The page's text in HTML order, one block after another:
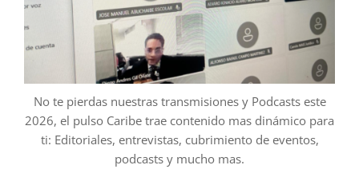
No te pierdas nuestras transmisiones y Podcasts este
2026, el pulso Caribe trae contenido mas dinámico para
ti: Editoriales, entrevistas, cubrimiento de eventos,
podcasts y mucho mas.